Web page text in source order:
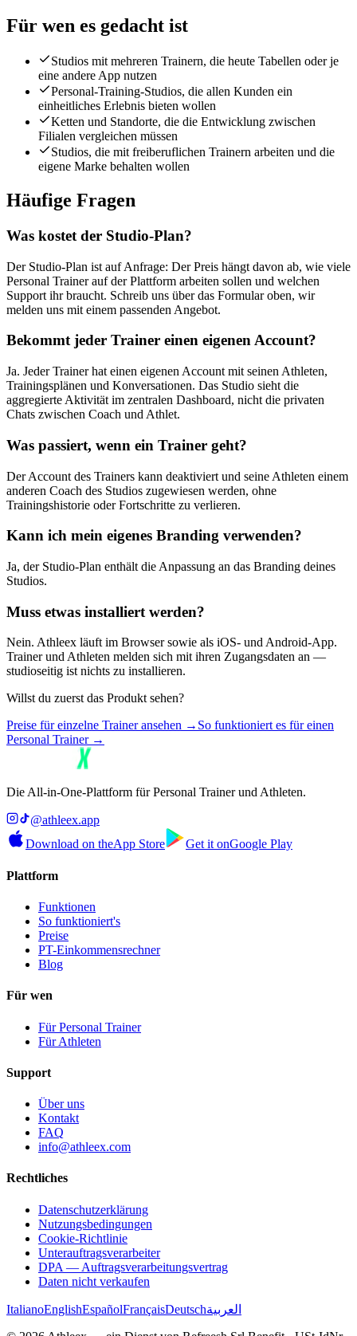
Für wen es gedacht ist
Studios mit mehreren Trainern, die heute Tabellen oder je
eine andere App nutzen
Personal-Training-Studios, die allen Kunden ein
einheitliches Erlebnis bieten wollen
Ketten und Standorte, die die Entwicklung zwischen
Filialen vergleichen müssen
Studios, die mit freiberuflichen Trainern arbeiten und die
eigene Marke behalten wollen
Häufige Fragen
Was kostet der Studio-Plan?
Der Studio-Plan ist auf Anfrage: Der Preis hängt davon ab, wie viele
Personal Trainer auf der Plattform arbeiten sollen und welchen
Support ihr braucht. Schreib uns über das Formular oben, wir
melden uns mit einem passenden Angebot.
Bekommt jeder Trainer einen eigenen Account?
Ja. Jeder Trainer hat einen eigenen Account mit seinen Athleten,
Trainingsplänen und Konversationen. Das Studio sieht die
aggregierte Aktivität im zentralen Dashboard, nicht die privaten
Chats zwischen Coach und Athlet.
Was passiert, wenn ein Trainer geht?
Der Account des Trainers kann deaktiviert und seine Athleten einem
anderen Coach des Studios zugewiesen werden, ohne
Trainingshistorie oder Fortschritte zu verlieren.
Kann ich mein eigenes Branding verwenden?
Ja, der Studio-Plan enthält die Anpassung an das Branding deines
Studios.
Muss etwas installiert werden?
Nein. Athleex läuft im Browser sowie als iOS- und Android-App.
Trainer und Athleten melden sich mit ihren Zugangsdaten an —
studioseitig ist nichts zu installieren.
Willst du zuerst das Produkt sehen?
Preise für einzelne Trainer ansehen → So funktioniert es für einen
Personal Trainer→
Die All-in-One-Plattform für Personal Trainer und Athleten.
@athleex.app
Download on theApp Store Get it onGoogle Play
Plattform
Funktionen
So funktioniert's
Preise
PT-Einkommensrechner
Blog
Für wen
Für Personal Trainer
Für Athleten
Support
Über uns
Kontakt
FAQ
info@athleex.com
Rechtliches
Datenschutzerklärung
Nutzungsbedingungen
Cookie-Richtlinie
Unterauftragsverarbeiter
DPA — Auftragsverarbeitungsvertrag
Daten nicht verkaufen
ItalianoEnglishEspañolFrançaisDeutschالعربية